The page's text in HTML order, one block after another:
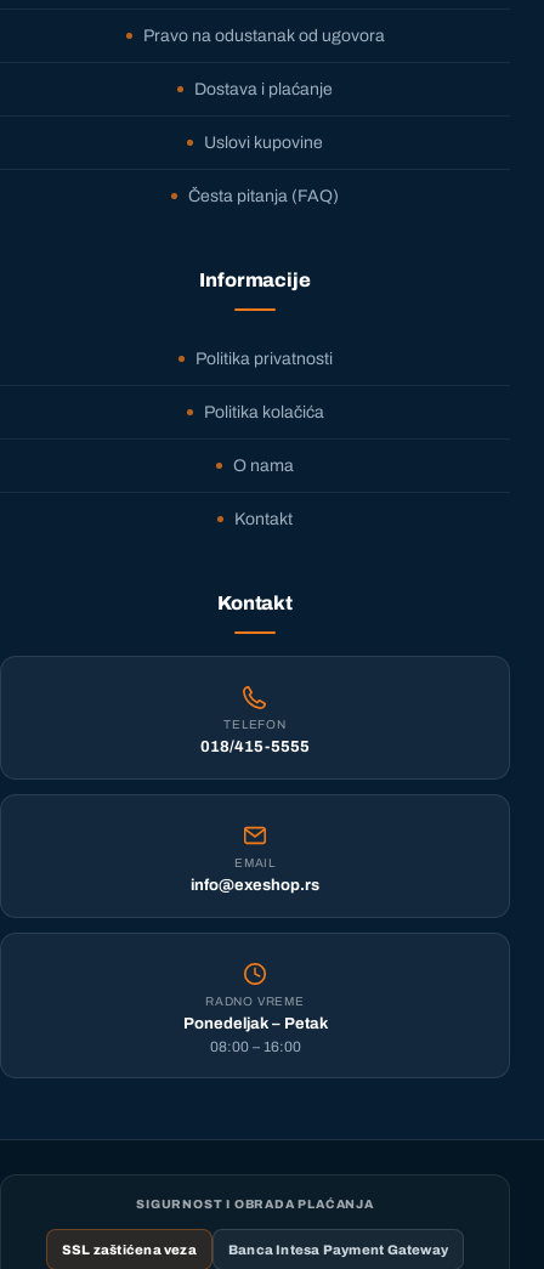
Pravo na odustanak od ugovora
Dostava i plaćanje
Uslovi kupovine
Česta pitanja (FAQ)
Informacije
Politika privatnosti
Politika kolačića
O nama
Kontakt
Kontakt
TELEFON
018/415-5555
EMAIL
info@exeshop.rs
RADNO VREME
Ponedeljak – Petak
08:00 – 16:00
SIGURNOST I OBRADA PLAĆANJA
SSL zaštićena veza Banca Intesa Payment Gateway